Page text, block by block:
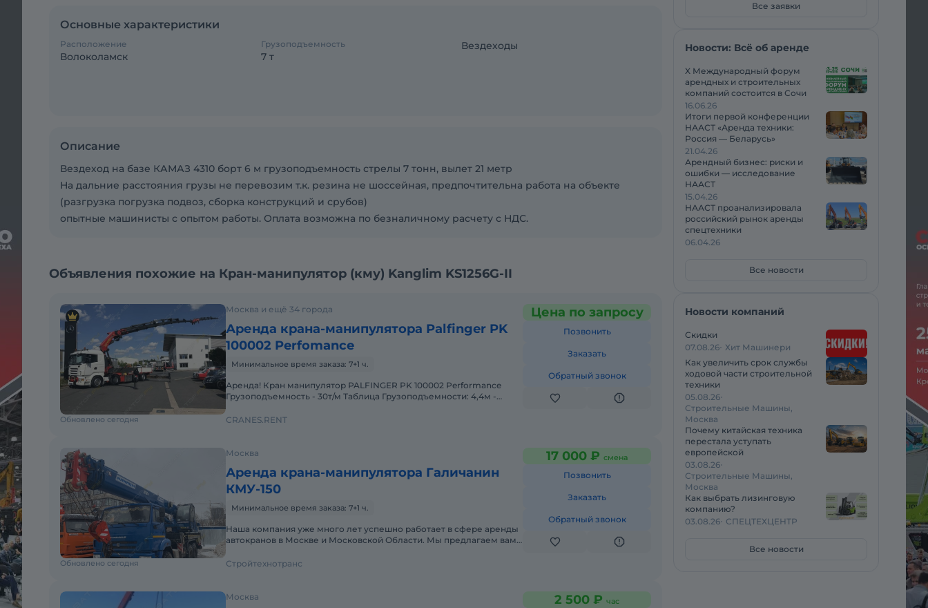
Основные характеристики
Расположение
Волоколамск
Грузоподъемность
7 т
Вездеходы
Описание
Вездеход на базе КАМАЗ 4310 борт 6 м грузоподъемность стрелы 7 тонн, вылет 21 метр
На дальние расстояния грузы не перевозим т.к. резина не шоссейная, предпочтительна работа на объекте
(разгрузка погрузка подвоз, сборка конструкций и срубов)
опытные машинисты с опытом работы. Оплата возможна по безналичному расчету с НДС.
Объявления похожие на Кран-манипулятор (кму) Kanglim KS1256G-II
Москва и ещё 34 города
Аренда крана-манипулятора Palfinger PK
100002 Perfomance
Минимальное время заказа: 7+1 ч.
Аренда! Кран манипулятор PALFINGER PK 100002 Performance
Грузоподъемность - 30т/м Таблица Грузоподъемности: 4,4м -
Цена по запросу
Позвонить
Заказать
Обратный звонок
Обновлено сегодня CRANES.RENT
Москва
Аренда крана-манипулятора Галичанин
КМУ-150
Минимальное время заказа: 7+1 ч.
Наша компания уже много лет успешно работает в сфере аренды
автокранов в Москве и Московской Области. Мы предлагаем вам
17 000 ₽ смена
Позвонить
Заказать
Обратный звонок
Обновлено сегодня Стройтехнотранс
Москва 2 500 ₽ час
Все заявки
Новости: Всё об аренде
X Международный форум
арендных и строительных
компаний состоится в Сочи
16.06.26
Итоги первой конференции
НААСТ «Аренда техники:
Россия — Беларусь»
21.04.26
Арендный бизнес: риски и
ошибки — исследование
НААСТ
15.04.26
НААСТ проанализировала
российский рынок аренды
спецтехники
06.04.26
Все новости
Новости компаний
Скидки
07.08.26 Хит Машинери
Как увеличить срок службы
ходовой части строительной
техники
05.08.26
Строительные Машины,
Москва
Почему китайская техника
перестала уступать
европейской
03.08.26
Строительные Машины,
Москва
Как выбрать лизинговую
компанию?
03.08.26 СПЕЦТЕХЦЕНТР
Все новости